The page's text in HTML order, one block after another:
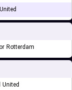
Rotterdam
United